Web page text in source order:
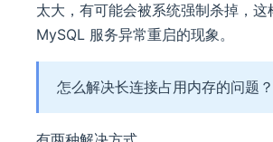
太大，有可能会被系统强制杀掉，这
MySQL 服务异常重启的现象。
怎么解决长连接占用内存的问题？